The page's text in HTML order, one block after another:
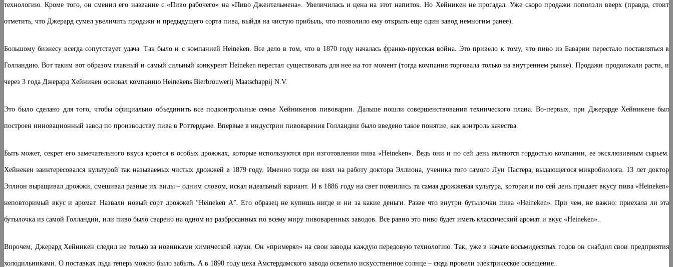
технологию. Кроме того, он сменил его название с «Пиво рабочего» на «Пиво Джентельмена». Увеличилась и цена на этот напиток. Но Хейникен не прогадал. Уже скоро продажи поползли вверх (правда, стоит
отметить, что Джерард сумел увеличить продажи и предыдущего сорта пива, выйдя на чистую прибыль, что позволило ему открыть еще один завод немногим ранее).
Большому бизнесу всегда сопутствует удача. Так было и с компанией Heineken. Все дело в том, что в 1870 году началась франко-прусская война. Это привело к тому, что пиво из Баварии перестало поставляться в
Голландию. Вот таким вот образом главный и самый сильный конкурент Heineken перестал существовать для нее на тот момент (тогда компания торговала только на внутреннем рынке). Продажи продолжали расти, и
через 3 года Джерард Хейникен основал компанию Heinekens Bierbrouwerij Maatschappij N.V.
Это было сделано для того, чтобы официально объединить все подконтрольные семье Хейникенов пивоварни. Дальше пошли совершенствования технического плана. Во-первых, при Джерарде Хейникене был
построен инновационный завод по производству пива в Роттердаме. Впервые в индустрии пивоварения Голландии было введено такое понятие, как контроль качества.
Быть может, секрет его замечательного вкуса кроется в особых дрожжах, которые используются при изготовлении пива «Heineken». Ведь они и по сей день являются гордостью компании, ее эксклюзивным сырьем.
Хейнекен заинтересовался культурой так называемых чистых дрожжей в 1879 году. Именно тогда он взял на работу доктора Эллиона, ученика того самого Луи Пастера, выдающегося микробиолога. 13 лет доктор
Эллион выращивал дрожжи, смешивал разные их виды – одним словом, искал идеальный вариант. И в 1886 году на свет появились та самая дрожжевая культура, которая и по сей день придает вкусу пива «Heineken»
неповторимый вкус и аромат. Назвали новый сорт дрожжей “Heineken А”. Его образец не купишь нигде и ни за какие деньги. Разве что внутри бутылочки пива «Heineken». При чем, не важно: приехала ли эта
бутылочка из самой Голландии, или пиво было сварено на одном из разбросанных по всему миру пивоваренных заводов. Все равно это пиво будет иметь классический аромат и вкус «Heineken».
Впрочем, Джерард Хейникен следил не только за новинками химической науки. Он «примерял» на свои заводы каждую передовую технологию. Так, уже в начале восьмидесятых годов он снабдил свои предприятия
холодильниками. О поставках льда теперь можно было забыть. А в 1890 году цеха Амстердамского завода осветило искусственное солнце – сюда провели электрическое освещение.